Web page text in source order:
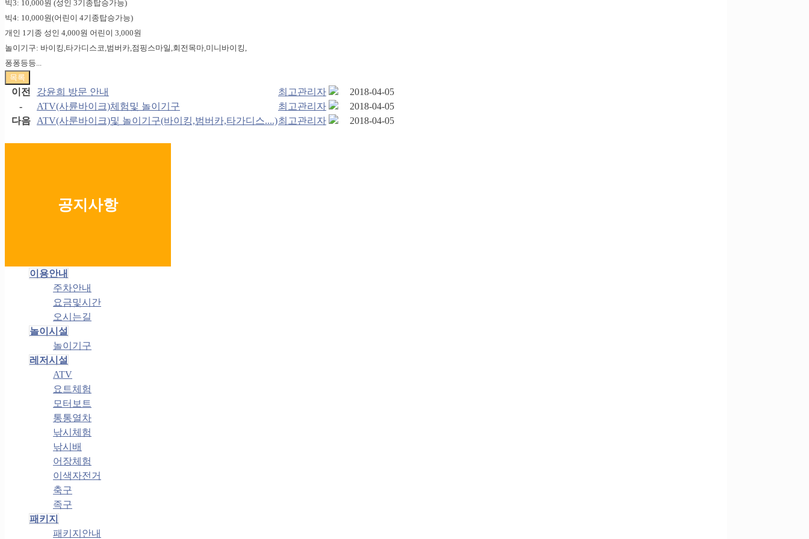
빅3: 10,000원 (성인 3기종탑승가능)
빅4: 10,000원(어린이 4기종탑승가능)
개인 1기종 성인 4,000원 어린이 3,000원
놀이기구: 바이킹,타가디스코,범버카,점핑스마일,회전목마,미니바이킹,
퐁퐁등등...
목록
이전 강윤희 방문 안내 최고관리자
2018-04-05
-
ATV(사륜바이크)체험및 놀이기구 최고관리자
2018-04-05
다음
ATV(사룬바이크)및 놀이기구(바이킹,범버카,타가디스....)최고관리자 2018-04-05
공지사항
이용안내
주차안내
요금및시간
오시는길
놀이시설
놀이기구
레저시설
ATV
요트체험
모터보트
통통열차
낚시체험
낚시배
어장체험
이색자전거
축구
족구
패키지
패키지안내